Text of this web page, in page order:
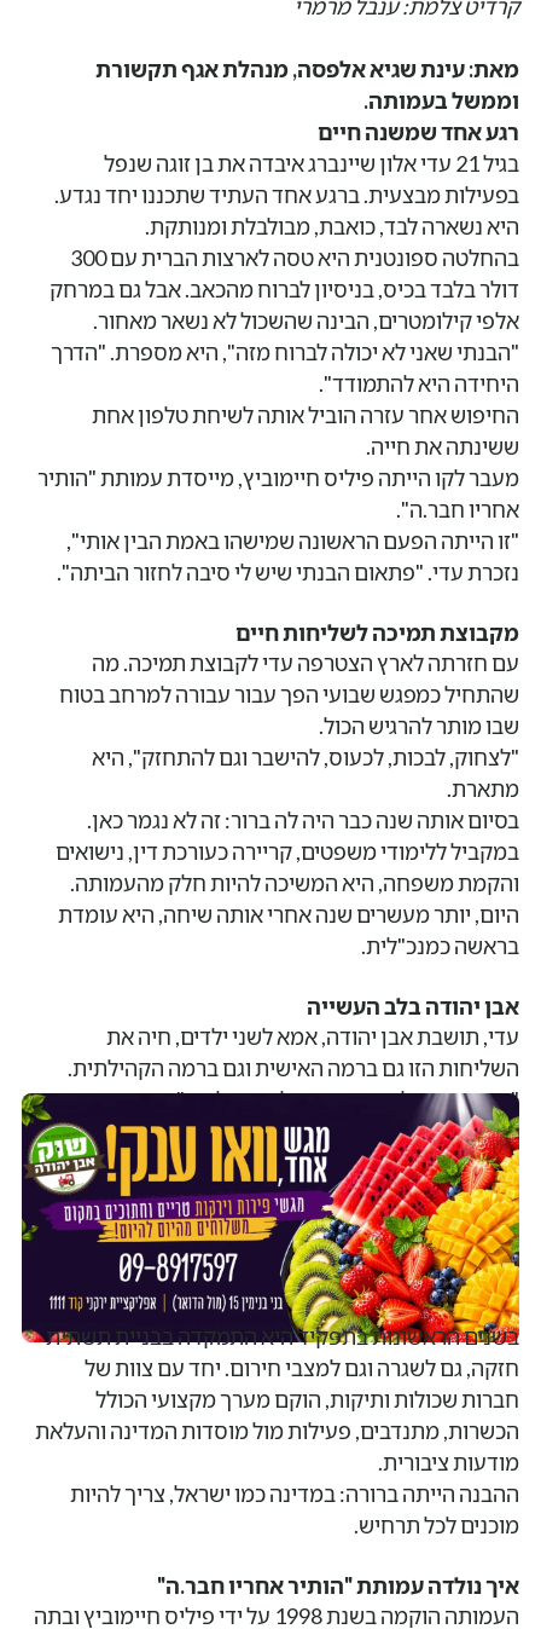
קרדיט צלמת: ענבל מרמרי
מאת: עינת שגיא אלפסה, מנהלת אגף תקשורת
וממשל בעמותה.
רגע אחד שמשנה חיים
בגיל 21 עדי אלון שיינברג איבדה את בן זוגה שנפל
בפעילות מבצעית. ברגע אחד העתיד שתכננו יחד נגדע.
היא נשארה לבד, כואבת, מבולבלת ומנותקת.
בהחלטה ספונטנית היא טסה לארצות הברית עם 300
דולר בלבד בכיס, בניסיון לברוח מהכאב. אבל גם במרחק
אלפי קילומטרים, הבינה שהשכול לא נשאר מאחור.
"הבנתי שאני לא יכולה לברוח מזה", היא מספרת. "הדרך
היחידה היא להתמודד".
החיפוש אחר עזרה הוביל אותה לשיחת טלפון אחת
ששינתה את חייה.
מעבר לקו הייתה פיליס חיימוביץ, מייסדת עמותת "הותיר
אחריו חבר.ה".
"זו הייתה הפעם הראשונה שמישהו באמת הבין אותי",
נזכרת עדי. "פתאום הבנתי שיש לי סיבה לחזור הביתה".
מקבוצת תמיכה לשליחות חיים
עם חזרתה לארץ הצטרפה עדי לקבוצת תמיכה. מה
שהתחיל כמפגש שבועי הפך עבור עבורה למרחב בטוח
שבו מותר להרגיש הכול.
"לצחוק, לבכות, לכעוס, להישבר וגם להתחזק", היא
מתארת.
בסיום אותה שנה כבר היה לה ברור: זה לא נגמר כאן.
במקביל ללימודי משפטים, קריירה כעורכת דין, נישואים
והקמת משפחה, היא המשיכה להיות חלק מהעמותה.
היום, יותר מעשרים שנה אחרי אותה שיחה, היא עומדת
בראשה כמנכ"לית.
אבן יהודה בלב העשייה
עדי, תושבת אבן יהודה, אמא לשני ילדים, חיה את
השליחות הזו גם ברמה האישית וגם ברמה הקהילתית.
"הרגשתי שכל הדרכים הובילו אותי לכאן", היא אומרת.
בשנים הראשונות בתפקיד היא התמקדה בבניית תשתית
חזקה, גם לשגרה וגם למצבי חירום. יחד עם צוות של
חברות שכולות ותיקות, הוקם מערך מקצועי הכולל
הכשרות, מתנדבים, פעילות מול מוסדות המדינה והעלאת
מודעות ציבורית.
ההבנה הייתה ברורה: במדינה כמו ישראל, צריך להיות
מוכנים לכל תרחיש.
איך נולדה עמותת "הותיר אחריו חבר.ה"
העמותה הוקמה בשנת 1998 על ידי פיליס חיימוביץ ובתה